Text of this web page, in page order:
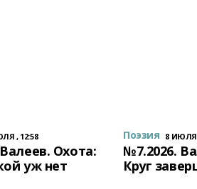
, 12:58
Охота:
уж нет
Поэзия 8 ИЮЛЯ
№7.2026.
Круг